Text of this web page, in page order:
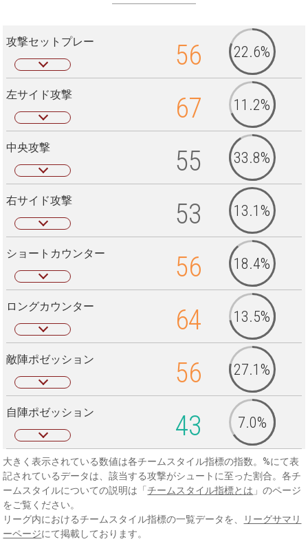
攻撃セットプレー 56 22.6%
左サイド攻撃 67 11.2%
中央攻撃 55 33.8%
右サイド攻撃 53 13.1%
ショートカウンター 56 18.4%
ロングカウンター 64 13.5%
敵陣ポゼッション 56 27.1%
自陣ポゼッション 43 7.0%
大きく表示されている数値は各チームスタイル指標の指数。%にて表
記されているデータは、該当する攻撃がシュートに至った割合。各チ
ームスタイルについての説明は「 チームスタイル指標とは 」のページ
をご覧ください。
リーグ内におけるチームスタイル指標の一覧データを、
リーグサマリ
ーページにて掲載しております。